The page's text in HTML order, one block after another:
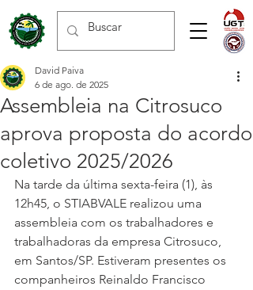
Assembleia na Citrosuco
aprova proposta do acordo
coletivo 2025/2026
David Paiva
6 de ago. de 2025
Na tarde da última sexta-feira (1), às
12h45, o STIABVALE realizou uma
assembleia com os trabalhadores e
trabalhadoras da empresa Citrosuco,
em Santos/SP. Estiveram presentes os
companheiros Reinaldo Francisco